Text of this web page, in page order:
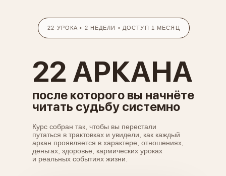
22 УРОКА • 2 НЕДЕЛИ • ДОСТУП 1 МЕСЯЦ
после которого вы начнёте
читать судьбу системно
22 АРКАНА
Курс собран так, чтобы вы перестали
путаться в трактовках и увидели, как каждый
аркан проявляется в характере, отношениях,
деньгах, здоровье, кармических уроках
и реальных событиях жизни.